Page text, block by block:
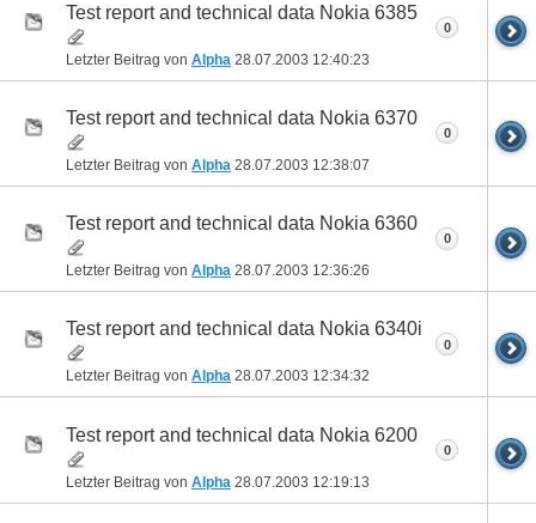
Test report and technical data Nokia 6385
Letzter Beitrag von Alpha 28.07.2003 12:40:23
0
Test report and technical data Nokia 6370
Letzter Beitrag von Alpha 28.07.2003 12:38:07
0
Test report and technical data Nokia 6360
Letzter Beitrag von Alpha 28.07.2003 12:36:26
0
Test report and technical data Nokia 6340i
Letzter Beitrag von Alpha 28.07.2003 12:34:32
0
Test report and technical data Nokia 6200
Letzter Beitrag von Alpha 28.07.2003 12:19:13
0